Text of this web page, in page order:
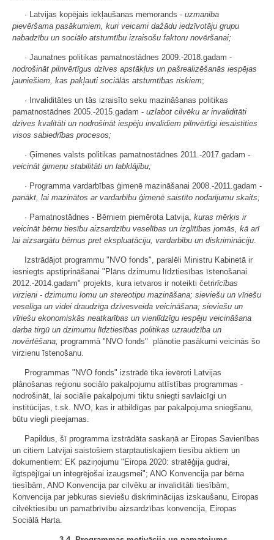
· Latvijas kopējais iekļaušanas memorands - uzmanība
pievēršama pasākumiem, kuri veicami dažādu iedzīvotāju grupu
nabadzību un sociālo atstumtību izraisošu faktoru novēršanai;
· Jaunatnes politikas pamatnostādnes 2009.-2018.gadam -
nodrošināt pilnvērtīgus dzīves apstākļus un pašrealizēšanās iespējas
jauniešiem, kas pakļauti sociālās atstumtības riskiem;
· Invaliditātes un tās izraisīto seku mazināšanas politikas
pamatnostādnes 2005.-2015.gadam - uzlabot cilvēku ar invaliditāti
dzīves kvalitāti un nodrošināt iespēju invalīdiem pilnvērtīgi iesaistīties
visos sabiedrības procesos;
· Ģimenes valsts politikas pamatnostādnes 2011.-2017.gadam -
veicināt ģimeņu stabilitāti un labklājību;
· Programma vardarbības ģimenē mazināšanai 2008.-2011.gadam -
panākt, lai mazinātos ar vardarbību ģimenē saistīto noda­rījumu skaits;
· Pamatnostādnes - Bērniem piemērota Latvija, kuras mērķis ir
veicināt bērnu tiesību aizsardzību veselības un izglītības jomās, kā arī
lai aizsargātu bērnus pret ekspluatāciju, vardarbību un diskrimināciju
Izstrādājot programmu "NVO fonds", paralēli Ministru Kabinetā ir
iesniegts apstiprināšanai "Plāns dzimumu līdztiesības īstenošanai
2012.-2014.gadam" projekts, kura ietvaros ir noteikti četrirīcības
virzieni - dzimumu lomu un stereotipu mazināšana; sieviešu un vīriešu
veselīga un videi draudzīga dzīvesveida veicināšana; sieviešu un
vīriešu ekonomiskās neatkarības un vienlīdzīgu iespēju veicināšana
darba tirgū un dzimumu līdztiesības politikas uzraudzība un
novērtēšana, programmā "NVO fonds" plānotie pasākumi veicinās šo
virzienu īstenošanu.
Programmas "NVO fonds" izstrādē tika ievēroti Latvijas
plānošanas reģionu sociālo pakalpojumu attīstības programmas -
nodrošināt, lai sociālie pakalpojumi tiktu sniegti savlaicīgi un
institūcijas, t.sk. NVO, kas ir atbildīgas par pakalpojuma sniegšanu,
būtu viegli pieejamas.
Papildus, šī programma izstrādāta saskaņā ar Eiropas Savienības
un citiem Latvijai saistošiem starptautiskajiem tiesību aktiem un
dokumentiem: EK paziņojumu "Eiropa 2020: stratēģija gudrai,
ilgtspējīgai un integrējošai izaugsmei"; ANO Konvencija par bērna
tiesībām, ANO Konvencija par cilvēku ar invaliditāti tiesībām,
Konvencija par jebkuras sieviešu diskriminācijas izskaušanu, Eiropas
cilvēktiesību un pamatbrīvību aizsardzības konvencija, Eiropas
Sociālā Harta.